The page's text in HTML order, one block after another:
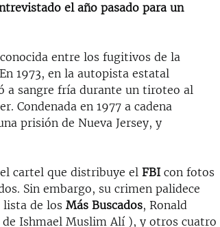
el año pasado para un
entre los fugitivos de la
1973, en la autopista estatal
a sangre fría durante un tiroteo al
Condenada en 1977 a cadena
prisión de Nueva Jersey, y
el cartel que distribuye elFBI con fotos
Sin embargo, su crimen palidece
lista de los Más Buscados, Ronald
Ishmael Muslim Alí ), y otros cuatro